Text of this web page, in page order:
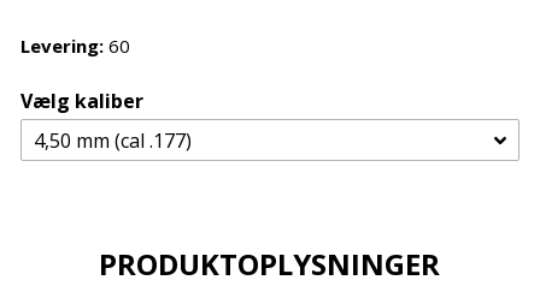
Levering:60
Vælg kaliber
PRODUKTOPLYSNINGER